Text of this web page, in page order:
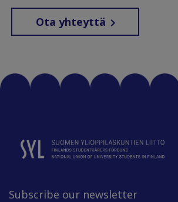
Ota yhteyttä
Subscribe our newsletter